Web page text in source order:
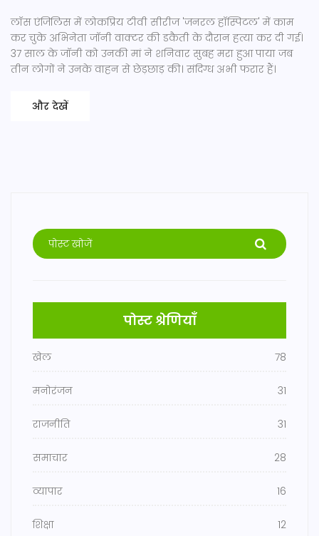
लॉस एंजिलिस में लोकप्रिय टीवी सीरीज 'जनरल हॉस्पिटल' में काम
कर चुके अभिनेता जॉनी वाक्टर की डकैती के दौरान हत्या कर दी गई।
37 साल के जॉनी को उनकी मां ने शनिवार सुबह मरा हुआ पाया जब
तीन लोगों ने उनके वाहन से छेड़छाड़ की। संदिग्ध अभी फरार हैं।
और देखें
पोस्ट श्रेणियाँ
खेल 78
मनोरंजन 31
राजनीति 31
समाचार 28
व्यापार 16
शिक्षा 12